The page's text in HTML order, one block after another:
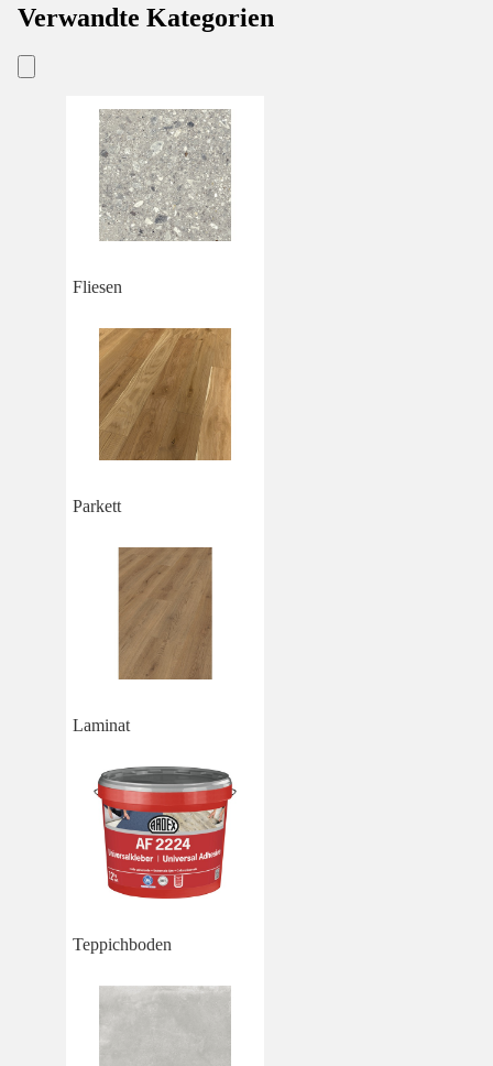
Verwandte Kategorien
Fliesen
Parkett
Laminat
Teppichboden